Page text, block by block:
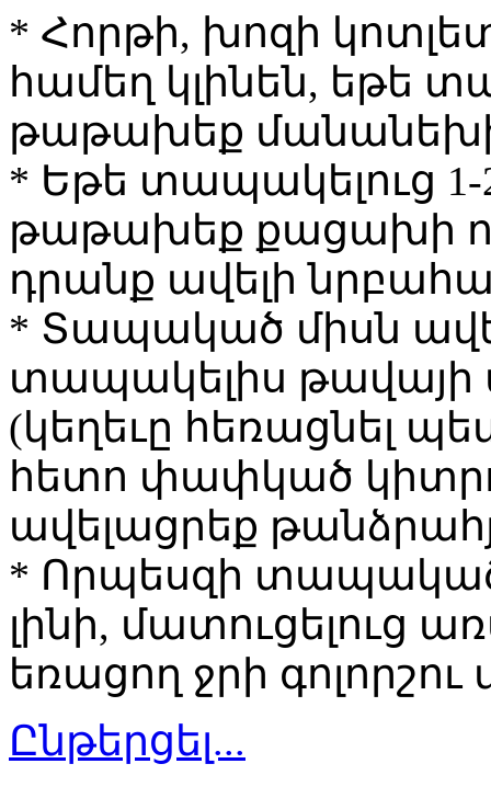
* Հորթի, խոզի
համեղ կլինեն, եթե
թաթախեք մանանեխի
* Եթե տապակելուց
թաթախեք քացախի
դրանք ավելի
* Տապակած միսն
տապակելիս թավայի
(կեղեւը հեռացնել
հետո փափկած
ավելացրեք
* Որպեսզի
լինի, մատուցելուց
եռացող ջրի գոլորշու
Ընթերցել...